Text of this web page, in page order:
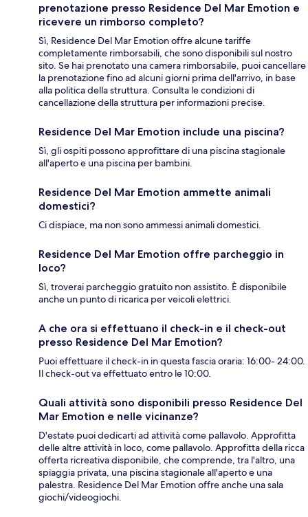
prenotazione presso Residence Del Mar Emotion e
ricevere un rimborso completo?
Sì, Residence Del Mar Emotion offre alcune tariffe
completamente rimborsabili, che sono disponibili sul nostro
sito. Se hai prenotato una camera rimborsabile, puoi cancellare
la prenotazione fino ad alcuni giorni prima dell'arrivo, in base
alla politica della struttura. Consulta le condizioni di
cancellazione della struttura per informazioni precise.
Residence Del Mar Emotion include una piscina?
Sì, gli ospiti possono approfittare di una piscina stagionale
all'aperto e una piscina per bambini.
Residence Del Mar Emotion ammette animali
domestici?
Ci dispiace, ma non sono ammessi animali domestici.
Residence Del Mar Emotion offre parcheggio in
loco?
Sì, troverai parcheggio gratuito non assistito. È disponibile
anche un punto di ricarica per veicoli elettrici.
A che ora si effettuano il check-in e il check-out
presso Residence Del Mar Emotion?
Puoi effettuare il check-in in questa fascia oraria: 16:00- 24:00.
Il check-out va effettuato entro le 10:00.
Quali attività sono disponibili presso Residence Del
Mar Emotion e nelle vicinanze?
D'estate puoi dedicarti ad attività come pallavolo. Approfitta
delle altre attività in loco, come pallavolo. Approfitta della ricca
offerta ricreativa disponibile, che comprende, tra l'altro, una
spiaggia privata, una piscina stagionale all'aperto e una
palestra. Residence Del Mar Emotion offre anche una sala
giochi/videogiochi.